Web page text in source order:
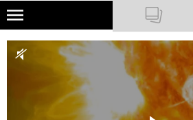
Skip
main
NATIONAL GEOGRAPHIC
PODCASTY